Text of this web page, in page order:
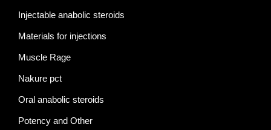
Injectable anabolic steroids
Materials for injections
Muscle Rage
Nakure pct
Oral anabolic steroids
Potency and Other